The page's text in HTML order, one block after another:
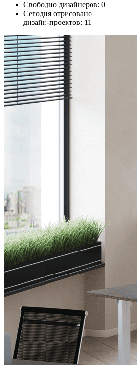
Свободно дизайнеров: 0
Сегодня отрисовано
дизайн-проектов: 11